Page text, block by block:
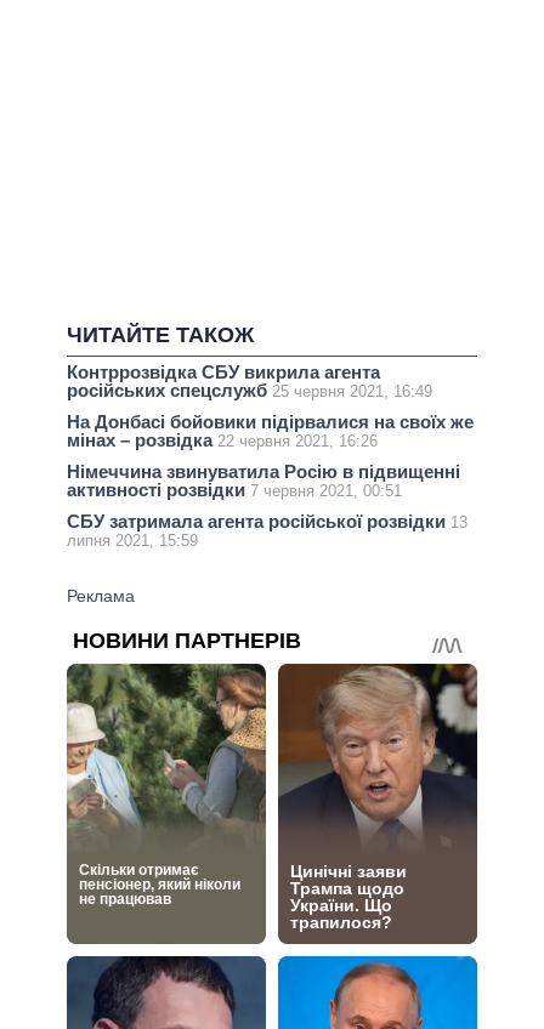
ЧИТАЙТЕ ТАКОЖ
Контррозвідка СБУ викрила агента
російських спецслужб 25 червня 2021, 16:49
На Донбасі бойовики підірвалися на своїх же
мінах – розвідка 22 червня 2021, 16:26
Німеччина звинуватила Росію в підвищенні
активності розвідки 7 червня 2021, 00:51
СБУ затримала агента російської розвідки 13
липня 2021, 15:59